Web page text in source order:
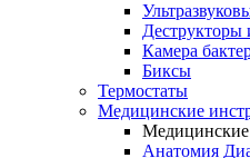
Деструкторы
Камера
Биксы
Термостаты
Медицинские
Анатомия